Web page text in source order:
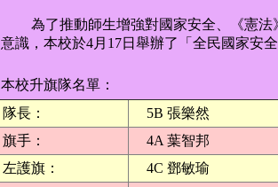
為了推動師生增強對國家安全、《憲
意識，本校於4月17日舉辦了「全民國家安
本校升旗隊名單：
隊長：
5B 張樂然
旗手：
4A 葉智邦
左護旗：
4C 鄧敏瑜